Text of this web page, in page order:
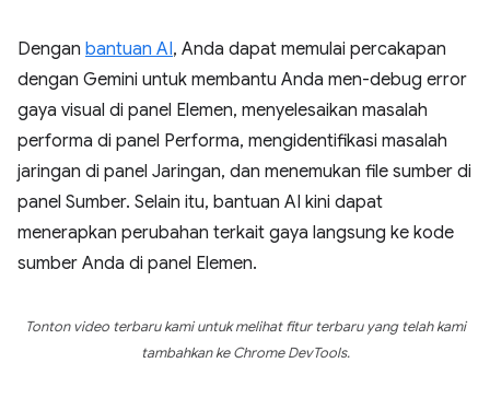
Dengan bantuan AI, Anda dapat memulai percakapan
dengan Gemini untuk membantu Anda men-debug error
gaya visual di panel Elemen, menyelesaikan masalah
performa di panel Performa, mengidentifikasi masalah
jaringan di panel Jaringan, dan menemukan file sumber di
panel Sumber. Selain itu, bantuan AI kini dapat
menerapkan perubahan terkait gaya langsung ke kode
sumber Anda di panel Elemen.
Tonton video terbaru kami untuk melihat fitur terbaru yang telah kami
tambahkan ke Chrome DevTools.